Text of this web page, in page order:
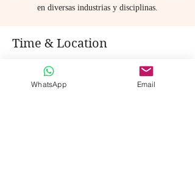
en diversas industrias y disciplinas.
Time & Location
Jan 29, 2025, 9:00 AM – 4:00 PM
Universidad UPAL, ORURO, Soria Galvarro
4719, Oruro, Bolivia
WhatsApp Email